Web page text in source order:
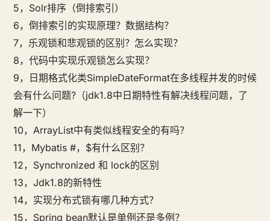
5，Solr排序（倒排索引）
6，倒排索引的实现原理？数据结构？
7，乐观锁和悲观锁的区别？怎么实现？
8，代码中实现乐观锁怎么实现？
9，日期格式化类SimpleDateFormat在多线程并发的时候
会有什么问题?（jdk1.8中日期特性有解决线程问题，了
解一下）
10，ArrayList中有类似线程安全的有吗？
11，Mybatis #，$有什么区别？
12，Synchronized 和 lock的区别
13，Jdk1.8的新特性
14，实现分布式锁有哪几种方式？
15，Spring bean默认是单例还是多例？